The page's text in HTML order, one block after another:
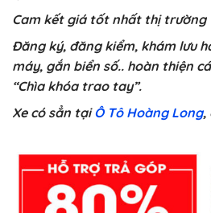
Cam kết giá tốt nhất thị trường
Đăng ký, đăng kiểm, khám lưu
máy, gắn biển số.. hoàn thiện
“Chìa khóa trao tay”.
Xe có sẳn tạiÔ Tô Hoàng Long,